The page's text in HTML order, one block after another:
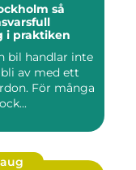
så
i praktiken
bil handlar inte
av med ett
För många